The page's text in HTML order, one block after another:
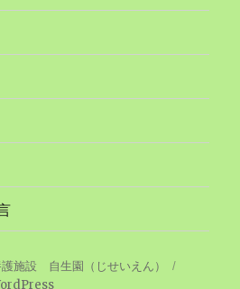
施設 自生園（じせいえん）